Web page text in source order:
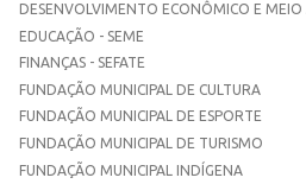
DESENVOLVIMENTO ECONÔMICO E
EDUCAÇÃO - SEME
FINANÇAS - SEFATE
FUNDAÇÃO MUNICIPAL DE CULTURA
FUNDAÇÃO MUNICIPAL DE ESPORTE
FUNDAÇÃO MUNICIPAL DE TURISMO
FUNDAÇÃO MUNICIPAL INDÍGENA